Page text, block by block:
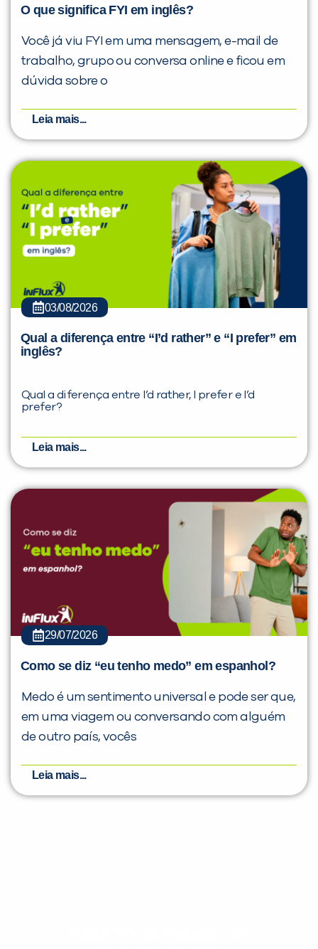
O que significa FYI em inglês?
Você já viu FYI em uma mensagem, e-mail de
trabalho, grupo ou conversa online e ficou em
dúvida sobre o
Leia mais...
03/08/2026
Qual a diferença entre “I’d rather” e “I prefer” em
inglês?
Qual a diferença entre I’d rather, I prefer e I’d
prefer?
Leia mais...
29/07/2026
Como se diz “eu tenho medo” em espanhol?
Medo é um sentimento universal e pode ser que,
em uma viagem ou conversando com alguém
de outro país, vocês
Leia mais...